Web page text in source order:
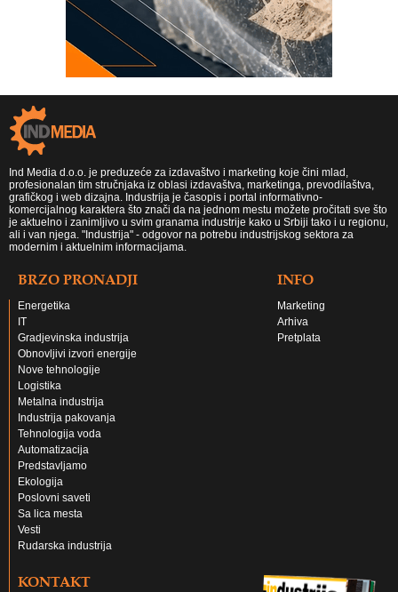
Ind Media d.o.o. je preduzeće za izdavaštvo i marketing koje čini mlad,
profesionalan tim stručnjaka iz oblasi izdavaštva, marketinga, prevodilaštva,
grafičkog i web dizajna. Industrija je časopis i portal informativno-
komercijalnog karaktera što znači da na jednom mestu možete pročitati sve što
je aktuelno i zanimljivo u svim granama industrije kako u Srbiji tako i u regionu,
ali i van njega. "Industrija" - odgovor na potrebu industrijskog sektora za
modernim i aktuelnim informacijama.
BRZO PRONADJI
Energetika
IT
Gradjevinska industrija
Obnovljivi izvori energije
Nove tehnologije
Logistika
Metalna industrija
Industrija pakovanja
Tehnologija voda
Automatizacija
Predstavljamo
Ekologija
Poslovni saveti
Sa lica mesta
Vesti
Rudarska industrija
INFO
Marketing
Arhiva
Pretplata
KONTAKT